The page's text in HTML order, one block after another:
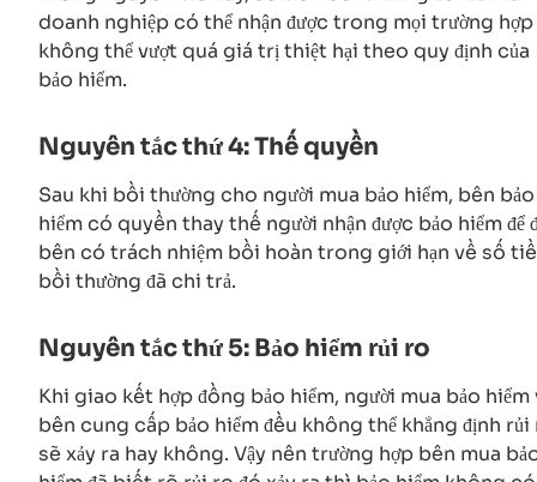
doanh nghiệp có thể nhận được trong mọi trường hợp
không thể vượt quá giá trị thiệt hại theo quy định của
bảo hiểm.
Nguyên tắc thứ 4: Thế quyền
Sau khi bồi thường cho người mua bảo hiểm, bên bảo
hiểm có quyền thay thế người nhận được bảo hiểm để
bên có trách nhiệm bồi hoàn trong giới hạn về số
bồi thường đã chi trả.
Nguyên tắc thứ 5: Bảo hiểm rủi ro
Khi giao kết hợp đồng bảo hiểm, người mua bảo hiểm
bên cung cấp bảo hiểm đều không thể khẳng định rủi
sẽ xảy ra hay không. Vậy nên trường hợp bên mua